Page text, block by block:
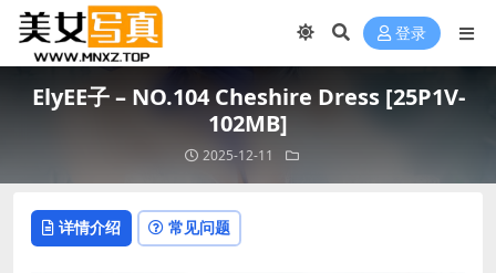
登录
ElyEE子 – NO.104 Cheshire Dress [25P1V-
102MB]
2025-12-11
详情介绍 常见问题